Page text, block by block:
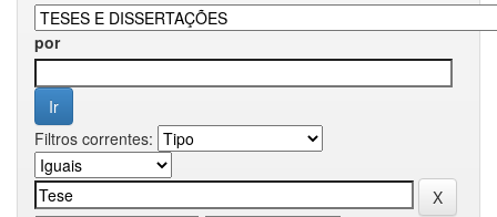
por
Filtros correntes: